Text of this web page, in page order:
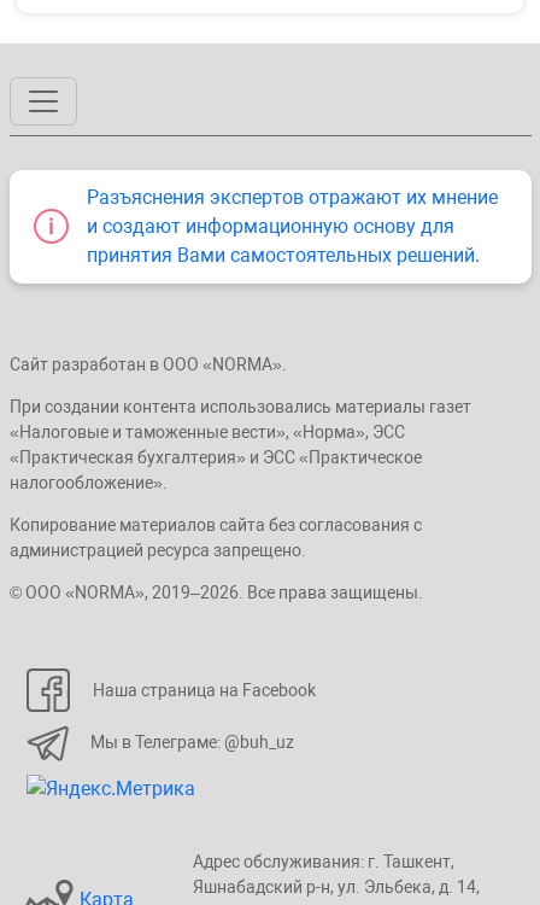
Разъяснения экспертов отражают их мнение
и создают информационную основу для
принятия Вами самостоятельных решений.
Сайт разработан в ООО «NORMA».
При создании контента использовались материалы газет
«Налоговые и таможенные вести», «Норма», ЭСС
«Практическая бухгалтерия» и ЭСС «Практическое
налогообложение».
Копирование материалов сайта без согласования с
администрацией ресурса запрещено.
© ООО «NORMA», 2019–2026. Все права защищены.
Наша страница на Facebook
Мы в Телеграме: @buh_uz
Карта
Адрес обслуживания: г. Taшкент,
Яшнaбaдский p-н, yл. Эльбeка, д. 14,